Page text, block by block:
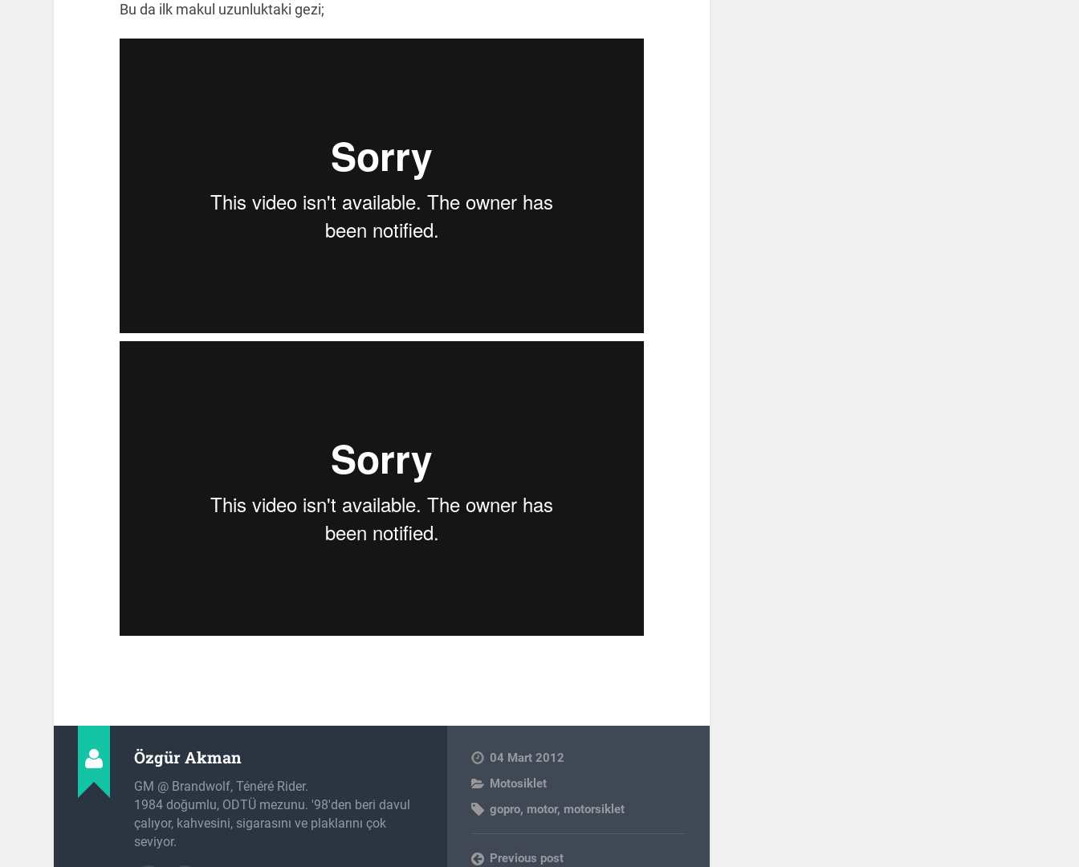
Bu da ilk makul uzunluktaki gezi;
Özgür Akman
GM @ Brandwolf, Ténéré Rider.
1984 doğumlu, ODTÜ mezunu. '98'den beri davul
çalıyor, kahvesini, sigarasını ve plaklarını çok
seviyor.
04 Mart 2012
Motosiklet
gopro, motor, motorsiklet
Previous post